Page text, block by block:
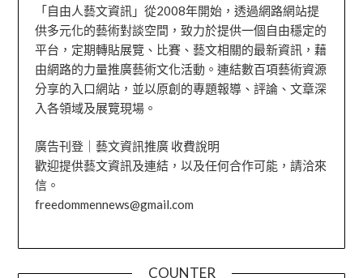
「自由人藝文資訊」從2008年開始，透過網路網站提
供多元化的藝術對談空間，致力於提供一個自由穩定的
平台，定期轉貼展覽、比賽、藝文相關的最新資訊，藉
由網路的力量推廣藝術文化活動。連結數百項藝術資源
分享的入口網站，並以原創的專題報導、評論、文章深
入各領域及展覽現場。
廣告刊登｜藝文資訊推廣 收費說明
歡迎提供藝文資訊及連結，以及任何合作可能，請洽來
信。
freedommennews@gmail.com
COUNTER